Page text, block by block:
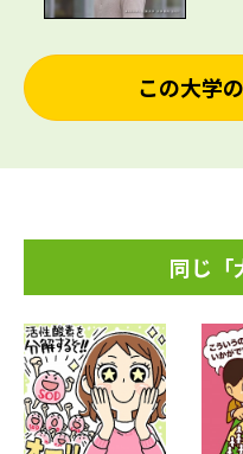
この大学
同じ「